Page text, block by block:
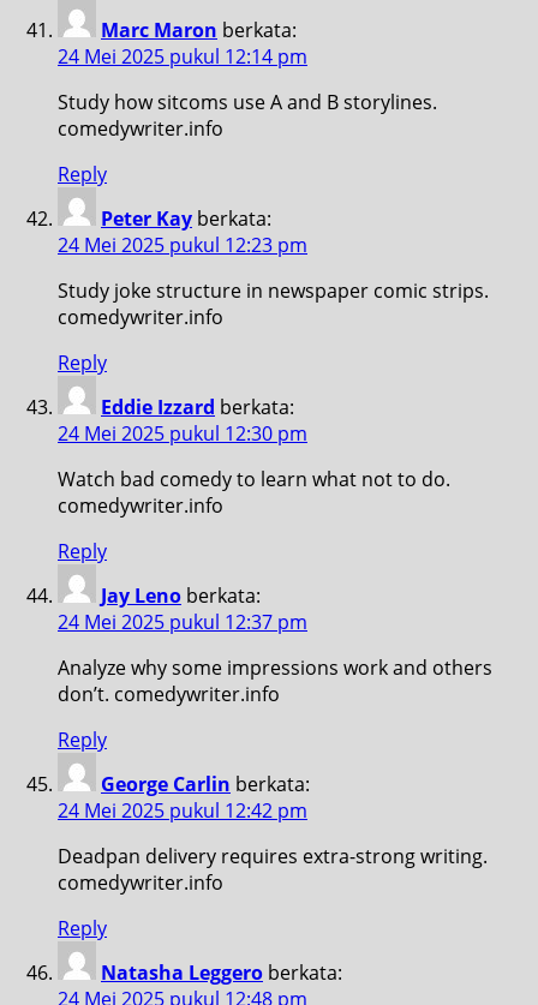
Marc Maron berkata:
24 Mei 2025 pukul 12:14 pm
Study how sitcoms use A and B storylines.
comedywriter.info
Reply
Peter Kay berkata:
24 Mei 2025 pukul 12:23 pm
Study joke structure in newspaper comic strips.
comedywriter.info
Reply
Eddie Izzard berkata:
24 Mei 2025 pukul 12:30 pm
Watch bad comedy to learn what not to do.
comedywriter.info
Reply
Jay Leno berkata:
24 Mei 2025 pukul 12:37 pm
Analyze why some impressions work and others
don’t. comedywriter.info
Reply
George Carlin berkata:
24 Mei 2025 pukul 12:42 pm
Deadpan delivery requires extra-strong writing.
comedywriter.info
Reply
Natasha Leggero berkata:
24 Mei 2025 pukul 12:48 pm